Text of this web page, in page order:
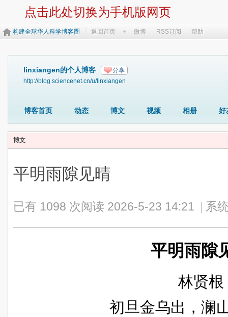
点击此处切换为手机版网页
构建全球华人科学博客圈 返回首页 微博 RSS订阅 帮助
linxiangen的个人博客 分享
http://blog.sciencenet.cn/u/linxiangen
博客首页 动态 博文 视频 相册 好
博文
平明雨隙见晴
已有 1098 次阅读 2026-5-23 14:21 系
平明雨隙
林贤根
初旦金乌出，澜